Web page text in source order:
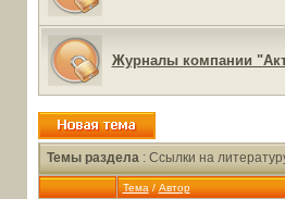
Журналы компании
Темы раздела: Ссылки на
Тема / Автор